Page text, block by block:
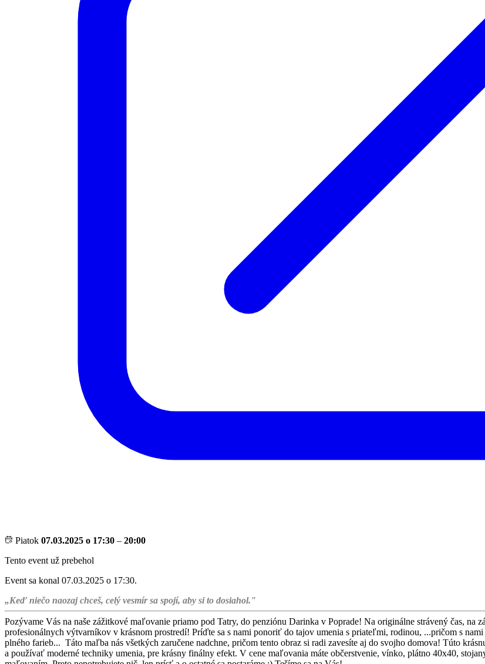
Piatok 07.03.2025 o 17:30 – 20:00
Tento event už prebehol
Event sa konal 07.03.2025 o 17:30.
„Keď niečo naozaj chceš, celý vesmír sa spojí, aby si to dosiahol."
Pozývame Vás na naše zážitkové maľovanie priamo pod Tatry, do penziónu Darinka v Poprade! Na originálne strávený čas,
profesionálnych výtvarníkov v krásnom prostredí! Príďte sa s nami ponoriť do tajov umenia s priateľmi, rodinou, ...pričom s
plného farieb... Táto maľba nás všetkých zaručene nadchne, pričom tento obraz si radi zavesíte aj do svojho domova! Túto
a používať moderné techniky umenia, pre krásny finálny efekt. V cene maľovania máte občerstvenie, vínko, plátno 40x40,